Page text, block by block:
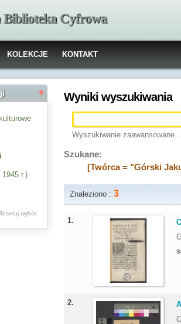
Biblioteka Cyfrowa
KOLEKCJE KONTAKT
r.)
wybór
Wyniki wyszukiwania
Wyszukiwanie zaawansowane...
Szukane:
[Twórca = "Górski
Znaleziono :3
1.
2.